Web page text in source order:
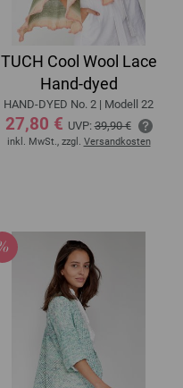
TUCH Cool Wool Lace
Hand-dyed
HAND-DYED No. 2 | Modell 22
27,80 € UVP:39,90 €
inkl. MwSt., zzgl. Versandkosten